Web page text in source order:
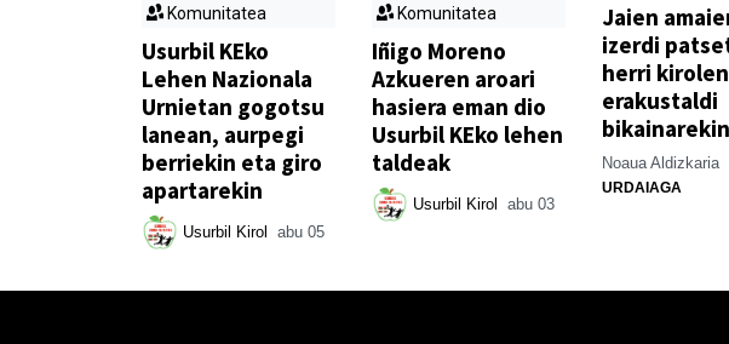
Komunitatea
Usurbil KEko
Lehen Nazionala
Urnietan gogotsu
lanean, aurpegi
berriekin eta giro
apartarekin
Usurbil Kirol abu 05
Komunitatea
Iñigo Moreno
Azkueren aroari
hasiera eman dio
Usurbil KEko lehen
taldeak
Usurbil Kirol abu 03
Jaien
izerdi
herri kirolen
erakustaldi
bikainarekin
Noaua Aldizkaria
URDAIAGA